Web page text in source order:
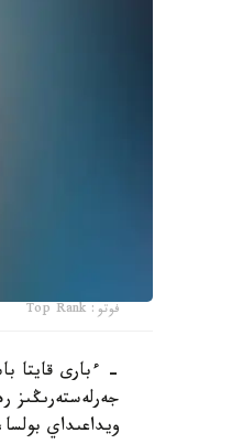
فوتو: Top Rank
- ءبارى قايتا
جەرلەستەرىڭىز
ويداعىداي